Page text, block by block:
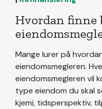
Hvordan finne
Mange lurer på
eiendomsmegleren.
eiendomsmegleren vil
type eiendom du skal
kjemi, tidsperspektiv,